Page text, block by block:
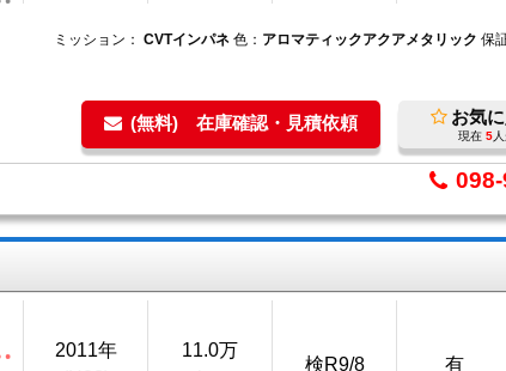
ミッション： CVTインパネ 色： アロマティックアクアメタリック 保
(無料) 在庫確認・見積依頼 お気
現在 5人
2011年
11.0万
検R9/8 有